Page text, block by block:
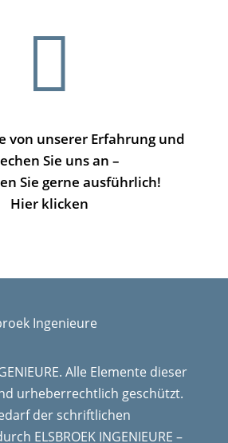

von unserer Erfahrung und
Sie uns an –
Sie gerne ausführlich!
Hier klicken
Alle Elemente dieser
urheberrechtlich geschützt.
der schriftlichen
ELSBROEK INGENIEURE –